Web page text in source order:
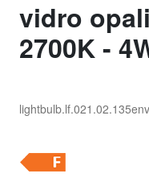
vidro
2700K -
lightbulb.lf.021.02.135